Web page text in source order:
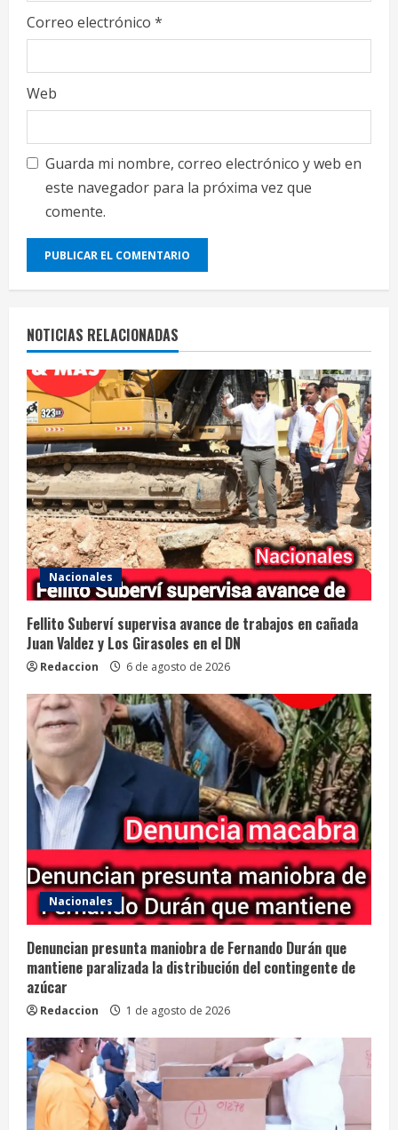
Correo electrónico *
Web
Guarda mi nombre, correo electrónico y web en
este navegador para la próxima vez que
comente.
NOTICIAS RELACIONADAS
Nacionales
Fellito Suberví supervisa avance de trabajos en cañada
Juan Valdez y Los Girasoles en el DN
Redaccion 6 de agosto de 2026
Nacionales
Denuncian presunta maniobra de Fernando Durán que
mantiene paralizada la distribución del contingente de
azúcar
Redaccion 1 de agosto de 2026